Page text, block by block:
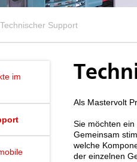
Technischer Support
im
Als Mastervolt
Sie möchten
Gemeinsam
welche
der einzelnen